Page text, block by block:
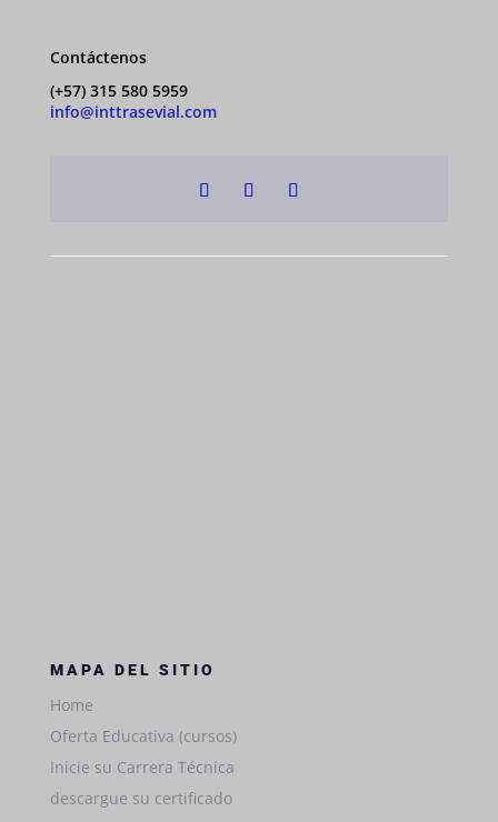
Contáctenos
(+57) 315 580 5959
info@inttrasevial.com
MAPA DEL SITIO
Home
Oferta Educativa (cursos)
Inicie su Carrera Técnica
descargue su certificado